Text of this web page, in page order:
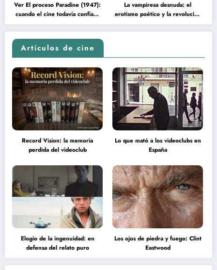
Ver El proceso Paradine (1947):
cuando el cine todavía confiaba
en la inteligencia del espectador
La vampiresa desnuda: el
erotismo poético y la revolución
psicodélica de Jean Rollin
Artículos de cine
Record Vision: la memoria
perdida del videoclub
Lo que mató a los videoclubs en
España
Elogio de la ingenuidad: en
defensa del relato puro
Los ojos de piedra y fuego: Clint
Eastwood